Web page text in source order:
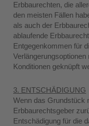
Erbbaurechten, die
den meisten Fällen
als auch der
ablaufende
Entgegenkommen für
Konditionen geknüpft
3. ENTSCHÄDIGUNG
Wenn das Grundstück
Erbbaurechtsgeber
Entschädigung für die